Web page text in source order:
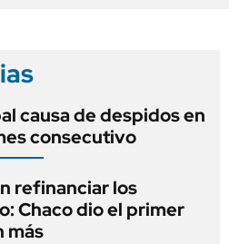
causa de despidos en
consecutivo
refinanciar los
Chaco dio el primer
más